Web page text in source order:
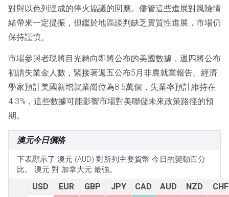
對與以色列達成的停火協議的回應。儘管這些進展對風險情
緒帶來一定提振，但鑑於地區談判缺乏實質性進展，市場仍
保持謹慎。
市場參與者現將目光轉向即將公布的美國數據，週四將公布
初請失業金人數，緊接著週五公布5月非農就業報告。經濟
學家預計美國新增就業崗位為8.5萬個，失業率預計維持在
4.3%，這些數據可能影響市場對美聯儲未來政策路徑的預
期。
澳元今日價格
下表顯示了 澳元 (AUD) 對所列主要貨幣 今日的變動百分
比。 澳元 對 加拿大元 最強。
USD EUR GBP JPY CAD AUD NZD
CHF